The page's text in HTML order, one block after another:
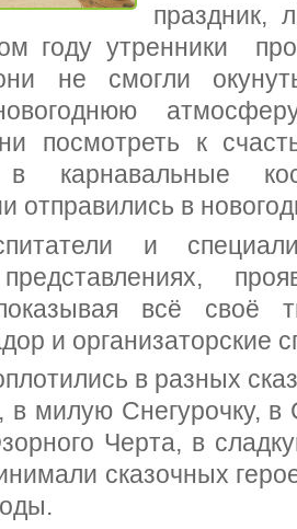
праздник,
году утренники
не смогли
посмотреть к
в карнавальные
отправились в
и
всё своё
и организаторские
в разных
милую Снегурочку, в
Черта, в
сказочных